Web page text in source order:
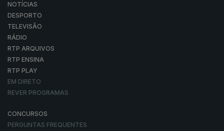
NOTÍCIAS
DESPORTO
TELEVISÃO
RÁDIO
RTP ARQUIVOS
RTP ENSINA
RTP PLAY
EM DIRETO
REVER PROGRAMAS
CONCURSOS
PERGUNTAS FREQUENTES